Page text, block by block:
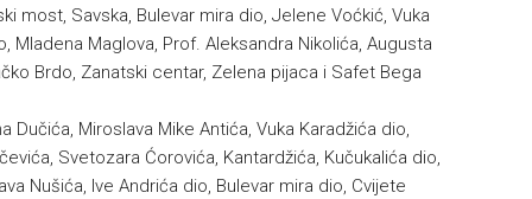
most, Savska, Bulevar mira dio, Jelene Voćkić, Vuka
Maglova, Prof. Aleksandra Nikolića, Augusta
Brdo, Zanatski centar, Zelena pijaca i Safet Bega
Miroslava Mike Antića, Vuka Karadžića dio,
Svetozara Ćorovića, Kantardžića, Kučukalića dio,
Nušića, Ive Andrića dio, Bulevar mira dio, Cvijete